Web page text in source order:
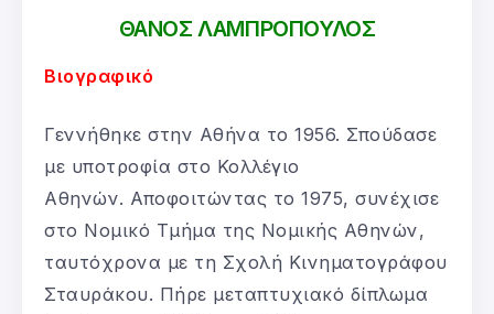
ΘΑΝΟΣ ΛΑΜΠΡΟΠΟΥΛΟΣ
Βιογραφικό
Γεννήθηκε στην Αθήνα το 1956. Σπούδασε
με υποτροφία στο Κολλέγιο
Αθηνών. Αποφοιτώντας το 1975, συνέχισε
στο Νομικό Τμήμα της Νομικής Αθηνών,
ταυτόχρονα με τη Σχολή Κινηματογράφου
Σταυράκου. Πήρε μεταπτυχιακό δίπλωμα